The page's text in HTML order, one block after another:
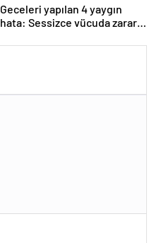
Geceleri yapılan 4 yaygın
hata: Sessizce vücuda zarar